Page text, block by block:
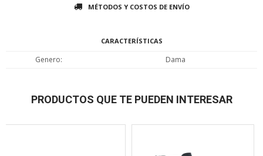
MÉTODOS Y COSTOS DE ENVÍO
CARACTERÍSTICAS
Genero Dama
PRODUCTOS QUE TE PUEDEN INTERESAR